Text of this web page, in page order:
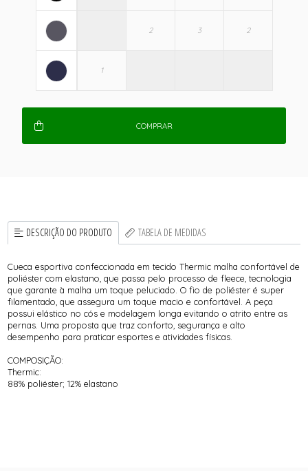
COMPRAR
DESCRIÇÃO DO PRODUTO TABELA DE MEDIDAS
Cueca esportiva confeccionada em tecido Thermic malha confortável de
poliéster com elastano, que passa pelo processo de fleece, tecnologia
que garante à malha um toque peluciado. O fio de poliéster é super
filamentado, que assegura um toque macio e confortável. A peça
possui elástico no cós e modelagem longa evitando o atrito entre as
pernas. Uma proposta que traz conforto, segurança e alto
desempenho para praticar esportes e atividades físicas.
COMPOSIÇÃO:
Thermic:
88% poliéster; 12% elastano